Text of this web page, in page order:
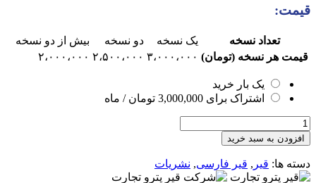
قیمت:
تعداد نسخه یک نسخه دو نسخه
بیش از دو نسخه
قیمت هر نسخه (تومان) ۳،۰۰۰،۰۰۰ ۲،۵۰۰،۰۰۰ ۲،۰۰۰،۰۰۰
یک بار خرید
اشتراک برای 3,000,000 تومان / ماه
هفته
نامه
چشم
انداز
قیر126
افزودن به سبد خرید
دسته ها: قیر , قیر فارسی, نشریات